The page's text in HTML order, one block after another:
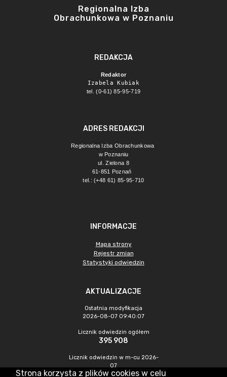
Regionalna Izba
Obrachunkowa w Poznaniu
REDAKCJA
Redaktor
Izabela Kubiak
tel. (0-61) 85-95-719
ADRES REDAKCJI
Regionalna Izba Obrachunkowa
w Poznaniu
ul. Zielona 8
61-851 Poznań
tel.: (+48 61) 85-95-710
INFORMACJE
Mapa strony
Rejestr zmian
Statystyki odwiedzin
AKTUALIZACJE
Ostatnia modyfikacja
2026-08-07 09:40:07
Licznik odwiedzin ogółem
395 908
Licznik odwiedzin w m-cu 2026-
07
1 345
Strona korzysta z plików cookies w celu